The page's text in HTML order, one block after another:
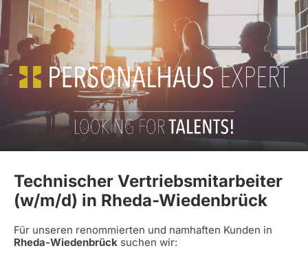
Technischer Vertriebsmitarbeiter
(w/m/d) in Rheda-Wiedenbrück
Für unseren renommierten und namhaften Kunden in
Rheda-Wiedenbrück suchen wir: